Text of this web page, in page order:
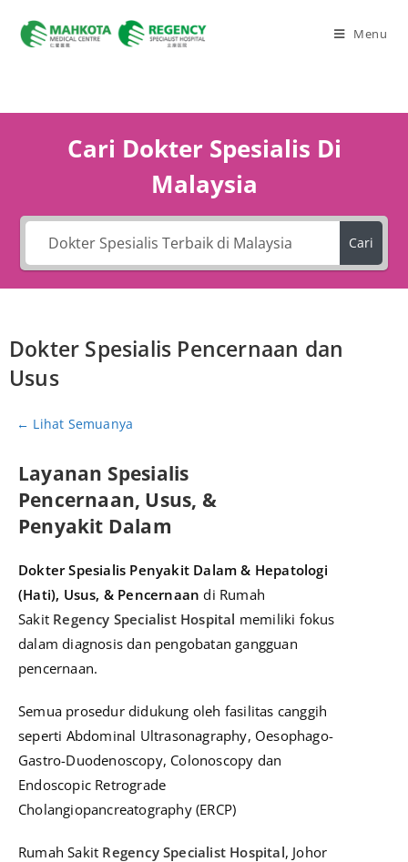
Menu
Cari Dokter Spesialis Di
Malaysia
Cari
Dokter Spesialis Pencernaan dan
Usus
← Lihat Semuanya
Layanan Spesialis
Pencernaan, Usus, &
Penyakit Dalam
Dokter Spesialis Penyakit Dalam & Hepatologi
(Hati), Usus, & Pencernaandi Rumah
Sakit Regency Specialist Hospital memiliki fokus
dalam diagnosis dan pengobatan gangguan
pencernaan.
Semua prosedur didukung oleh fasilitas canggih
seperti Abdominal Ultrasonagraphy, Oesophago-
Gastro-Duodenoscopy, Colonoscopy dan
Endoscopic Retrograde
Cholangiopancreatography (ERCP)
Rumah Sakit Regency Specialist Hospital, Johor